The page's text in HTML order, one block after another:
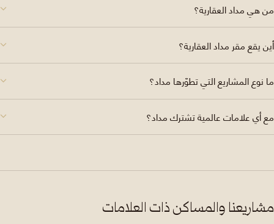
من هي مداد العقارية؟
أين يقع مقر مداد العقارية؟
ما نوع المشاريع التي تطوّرها مداد؟
مع أي علامات عالمية تشترك مداد؟
مشاريعنا والمساكن ذات العلامات